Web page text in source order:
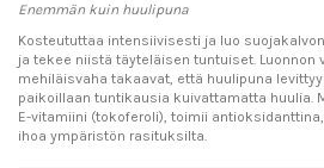
Enemmän kuin huulipuna
Kosteututtaa intensiivisesti ja luo
ja tekee niistä täyteläisen tuntuiset. Luonnon
mehiläisvaha takaavat, että huulipuna
paikoillaan tuntikausia kuivattamatta huulia.
E-vitamiini (tokoferoli), toimii
ihoa ympäristön rasituksilta.